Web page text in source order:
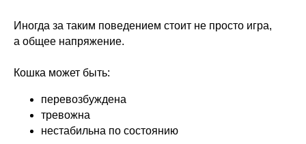
Иногда за таким поведением стоит не просто игра,
а общее напряжение.
Кошка может быть:
перевозбуждена
тревожна
нестабильна по состоянию